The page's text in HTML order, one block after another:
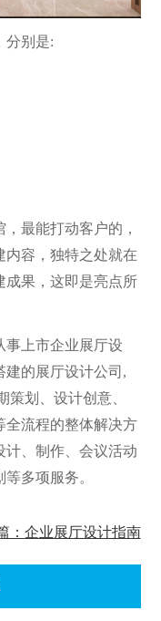
别是:
最能打动客户的，
内容，独特之处就在
成果，这即是亮点所
事上市企业展厅设
建的展厅设计公司,
策划、设计创意、
全流程的整体解决方
计、制作、会议活动
多项服务。
：企业展厅设计指南